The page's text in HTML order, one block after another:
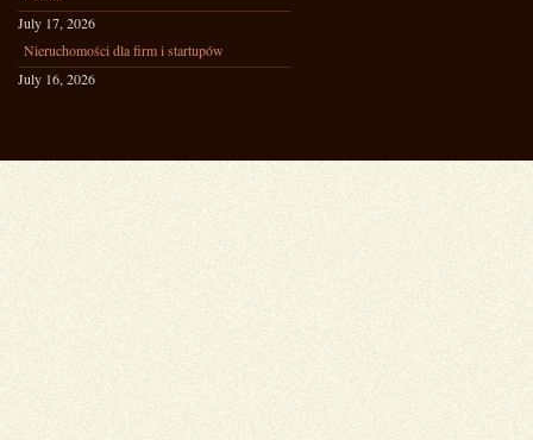
July 17, 2026
Nieruchomości dla firm i startupów
July 16, 2026